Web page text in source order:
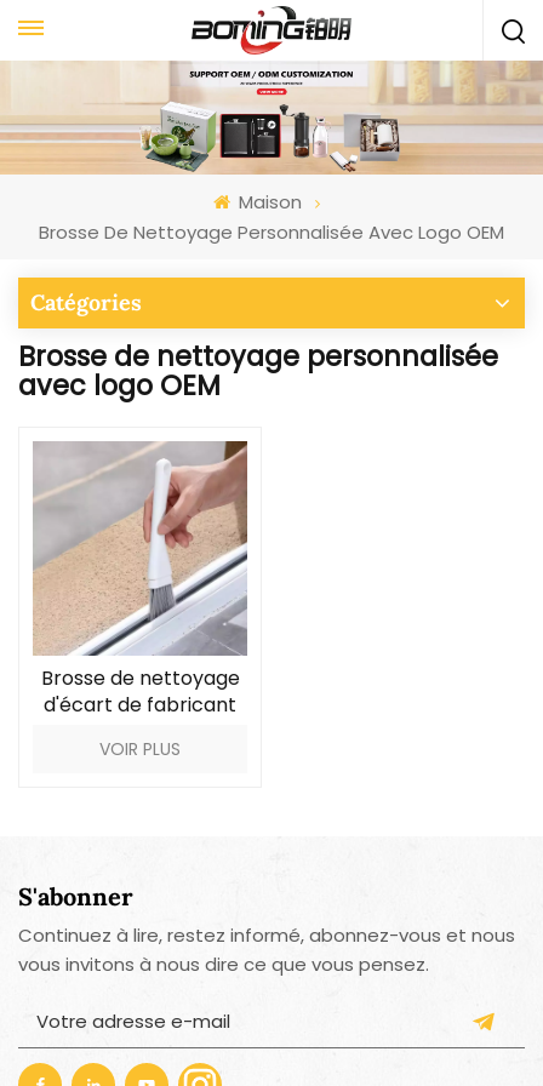
Maison
Brosse De Nettoyage Personnalisée Avec Logo OEM
Catégories
Brosse de nettoyage personnalisée
avec logo OEM
Brosse de nettoyage
d'écart de fabricant
VOIR PLUS
S'abonner
Continuez à lire, restez informé, abonnez-vous et nous
vous invitons à nous dire ce que vous pensez.